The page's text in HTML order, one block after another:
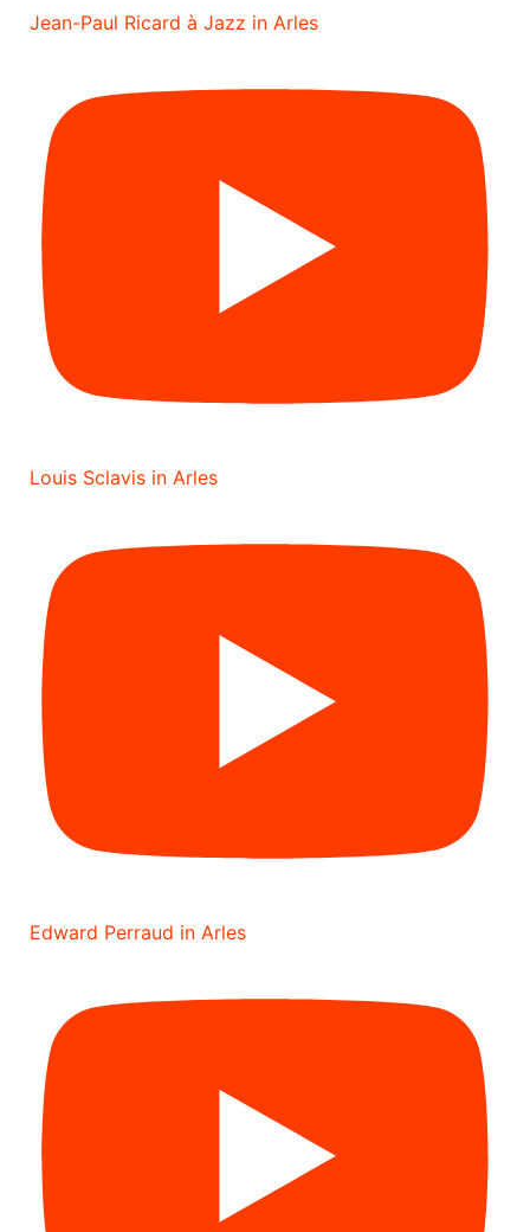
Jean-Paul Ricard à Jazz in Arles
Louis Sclavis in Arles
Edward Perraud in Arles